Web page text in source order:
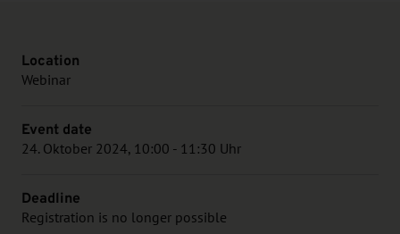
Location
Webinar
Event date
24. Oktober 2024, 10:00 - 11:30 Uhr
Deadline
Registration is no longer possible